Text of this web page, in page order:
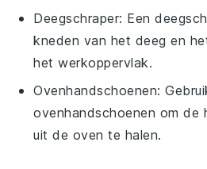
Deegschraper: Een
kneden van het deeg en
het werkoppervlak.
Ovenhandschoenen:
ovenhandschoenen om de
uit de oven te halen.